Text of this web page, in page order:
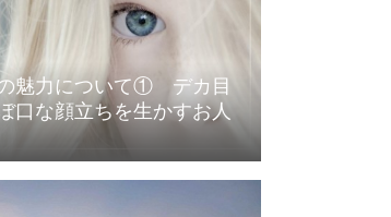
魅力について① デカ目
口な顔立ちを生かすお人